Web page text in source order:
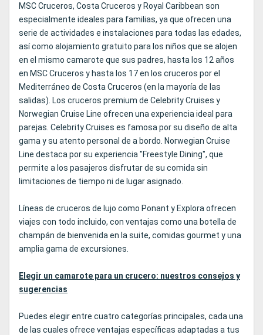
MSC Cruceros, Costa Cruceros y Royal Caribbean son
especialmente ideales para familias, ya que ofrecen una
serie de actividades e instalaciones para todas las edades,
así como alojamiento gratuito para los niños que se alojen
en el mismo camarote que sus padres, hasta los 12 años
en MSC Cruceros y hasta los 17 en los cruceros por el
Mediterráneo de Costa Cruceros (en la mayoría de las
salidas). Los cruceros premium de Celebrity Cruises y
Norwegian Cruise Line ofrecen una experiencia ideal para
parejas. Celebrity Cruises es famosa por su diseño de alta
gama y su atento personal de a bordo. Norwegian Cruise
Line destaca por su experiencia "Freestyle Dining", que
permite a los pasajeros disfrutar de su comida sin
limitaciones de tiempo ni de lugar asignado.
Líneas de cruceros de lujo como Ponant y Explora ofrecen
viajes con todo incluido, con ventajas como una botella de
champán de bienvenida en la suite, comidas gourmet y una
amplia gama de excursiones.
Elegir un camarote para un crucero: nuestros consejos y
sugerencias
Puedes elegir entre cuatro categorías principales, cada una
de las cuales ofrece ventajas específicas adaptadas a tus